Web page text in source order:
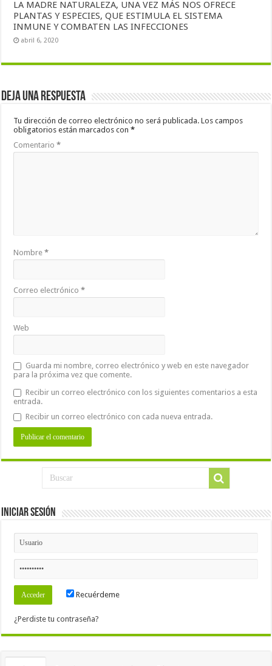
LA MADRE NATURALEZA, UNA VEZ MÁS NOS OFRECE
PLANTAS Y ESPECIES, QUE ESTIMULA EL SISTEMA
INMUNE Y COMBATEN LAS INFECCIONES
abril 6, 2020
Deja una respuesta
Tu dirección de correo electrónico no será publicada. Los campos
obligatorios están marcados con*
Comentario*
Nombre*
Correo electrónico*
Web
Guarda mi nombre, correo electrónico y web en este navegador
para la próxima vez que comente.
Recibir un correo electrónico con los siguientes comentarios a esta
entrada.
Recibir un correo electrónico con cada nueva entrada.
Iniciar Sesión
Recuérdeme
¿Perdiste tu contraseña?